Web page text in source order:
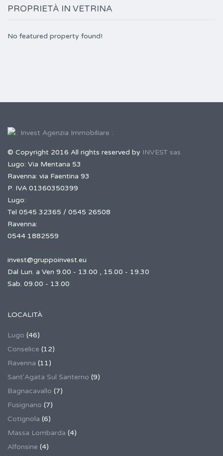
PROPRIETÀ IN VETRINA
No featured property found!
© Copyright 2016 All rights reserved by INVEST sas
Lugo: Via Mentana 53
Ravenna: via Faentina 93
P. IVA 01360350399
Lugo:
Tel 0545 32365 / 0545 26508
Ravenna:
0544 1882559
invest@gruppoinvest.eu
Dal Lun. a Ven 9.00 - 13.00 , 15.00 - 19.30
Sab. 09.00 - 13.00
LOCALITÀ
Lugo (46)
Conselice (12)
Ravenna (11)
Sant'Agata Sul Santerno (9)
Bagnacavallo (7)
Fusignano (7)
Cotignola (6)
Massa Lombarda (4)
Alfonsine (4)